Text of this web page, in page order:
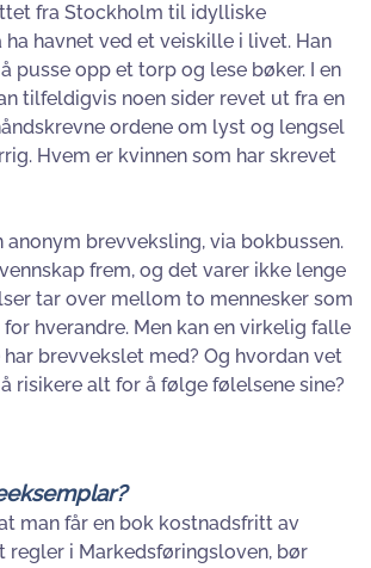
fra Stockholm til idylliske
ha havnet ved et veiskille i livet. Han
pusse opp et torp og lese bøker. I en
tilfeldigvis noen sider revet ut fra en
ordene om lyst og lengsel
Hvem er kvinnen som har skrevet
anonym brevveksling, via bokbussen.
frem, og det varer ikke lenge
tar over mellom to mennesker som
for hverandre. Men kan en virkelig falle
har brevvekslet med? Og hvordan vet
risikere alt for å følge følelsene sine?
man får en bok kostnadsfritt av
regler i Markedsføringsloven, bør